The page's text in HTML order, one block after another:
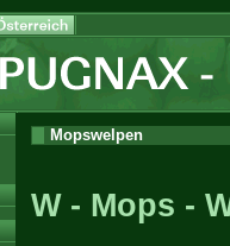
Mopswelpen
W - Mops -